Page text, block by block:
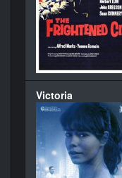
Victoria